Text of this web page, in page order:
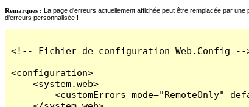
Remarques : La page d'erreurs actuellement affichée peut être remplacée par
d'erreurs personnalisée !
<!-- Fichier de configuration Web.Config --
<configuration>
    <system.web>
<customErrors mode="RemoteOnly"